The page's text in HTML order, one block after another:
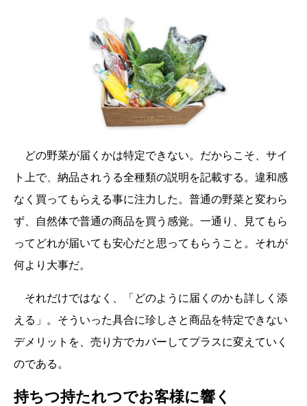
どの野菜が届くかは特定できない。だからこそ、サイ
ト上で、納品されうる全種類の説明を記載する。違和感
なく買ってもらえる事に注力した。普通の野菜と変わら
ず、自然体で普通の商品を買う感覚。一通り、見てもら
ってどれが届いても安心だと思ってもらうこと。それが
何より大事だ。
それだけではなく、「どのように届くのかも詳しく添
える」。そういった具合に珍しさと商品を特定できない
デメリットを、売り方でカバーしてプラスに変えていく
のである。
持ちつ持たれつでお客様に響く